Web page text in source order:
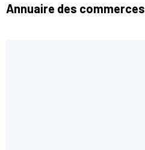
Annuaire des commerces